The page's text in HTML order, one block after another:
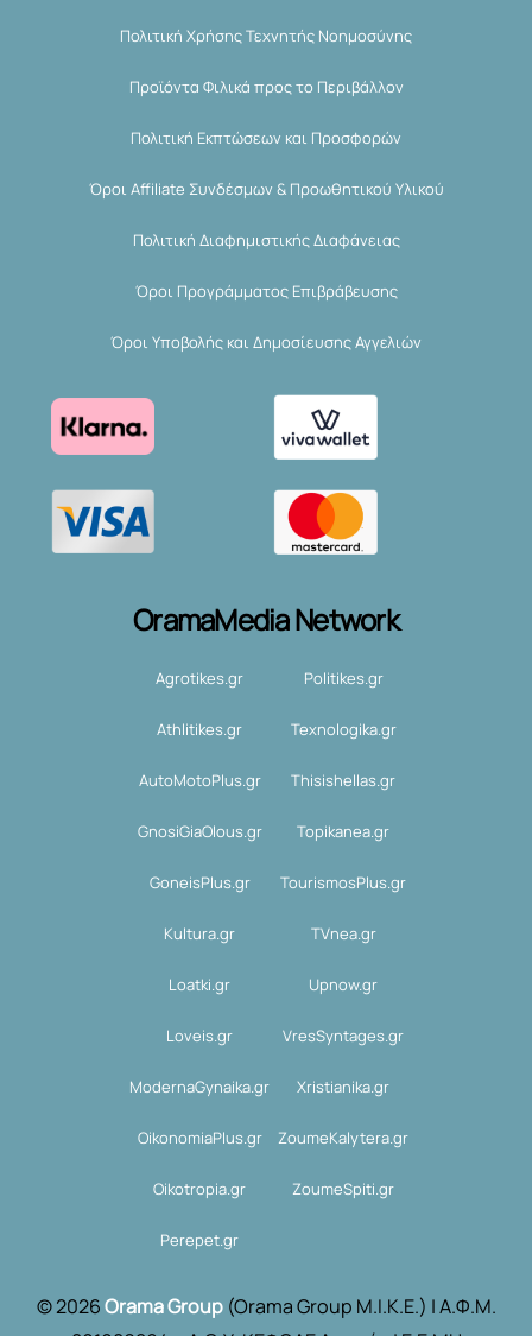
Πολιτική Χρήσης Τεχνητής Νοημοσύνης
Προϊόντα Φιλικά προς το Περιβάλλον
Πολιτική Εκπτώσεων και Προσφορών
Όροι Affiliate Συνδέσμων & Προωθητικού Υλικού
Πολιτική Διαφημιστικής Διαφάνειας
Όροι Προγράμματος Επιβράβευσης
Όροι Υποβολής και Δημοσίευσης Αγγελιών
OramaMedia Network
Agrotikes.gr Politikes.gr
Athlitikes.gr Texnologika.gr
AutoMotoPlus.gr Thisishellas.gr
GnosiGiaOlous.gr Topikanea.gr
GoneisPlus.gr TourismosPlus.gr
Kultura.gr TVnea.gr
Loatki.gr Upnow.gr
Loveis.gr VresSyntages.gr
ModernaGynaika.gr Xristianika.gr
OikonomiaPlus.gr ZoumeKalytera.gr
Oikotropia.gr ZoumeSpiti.gr
Perepet.gr
© 2026Orama Group(Orama Group Μ.Ι.Κ.Ε.) | Α.Φ.Μ.